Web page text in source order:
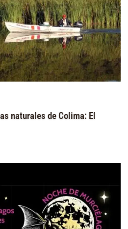
naturales de Colima: El